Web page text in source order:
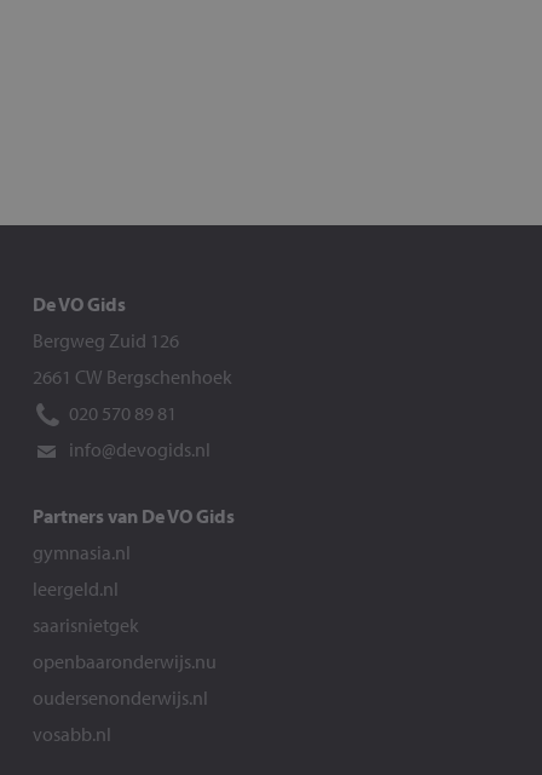
De VO Gids
Bergweg Zuid 126
2661 CW Bergschenhoek
020 570 89 81
info@devogids.nl
Partners van De VO Gids
gymnasia.nl
leergeld.nl
saarisnietgek
openbaaronderwijs.nu
oudersenonderwijs.nl
vosabb.nl